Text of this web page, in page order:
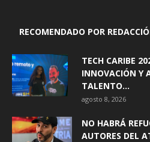
RECOMENDADO POR
TECH CARIBE
INNOVACIÓN Y
TALENTO...
agosto 8, 2026
NO HABRÁ
AUTORES DEL